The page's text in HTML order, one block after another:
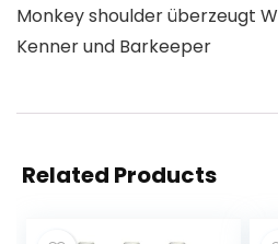
Monkey shoulder überzeugt
Kenner und Barkeeper
Related Products